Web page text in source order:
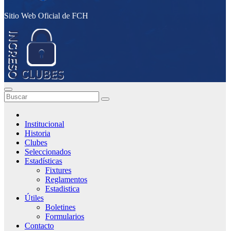
Sitio Web Oficial de FCH
Institucional
Historia
Clubes
Seleccionados
Estadísticas
Fixtures
Reglamentos
Estadistica
Útiles
Boletines
Formularios
Contacto